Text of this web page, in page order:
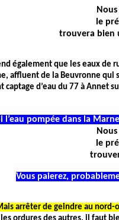
le
trouvera bien
également que les eaux de
affluent de la Beuvronne qui
captage d’eau du 77 à Annet
l’eau pompée dans la
le
Vous paierez,
arrêter de geindre au nord-